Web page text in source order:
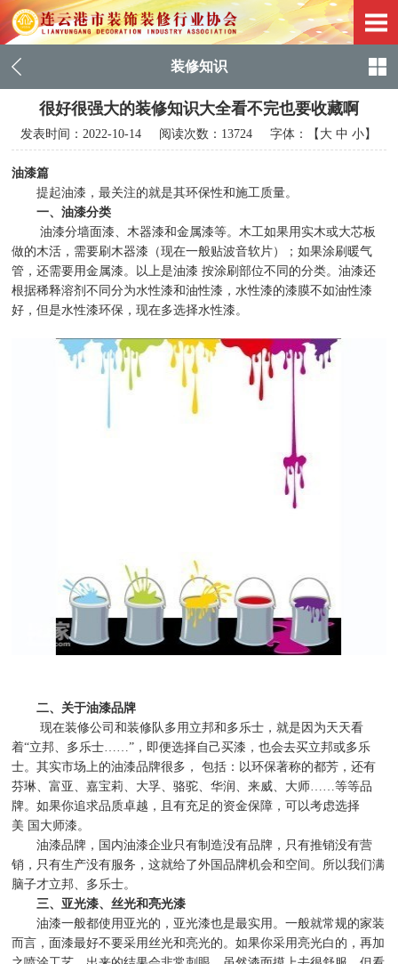
装修知识
很好很强大的装修知识大全看不完也要收藏啊
发表时间：2022-10-14 阅读次数：13724 字体：【 大 中 小】
油漆篇
提起油漆，最关注的就是其环保性和施工质量。
一、油漆分类
油漆分墙面漆、木器漆和金属漆等。木工如果用实木或大芯板
做的木活，需要刷木器漆（现在一般贴波音软片）；如果涂刷暖气
管，还需要用金属漆。以上是油漆 按涂刷部位不同的分类。油漆还
根据稀释溶剂不同分为水性漆和油性漆，水性漆的漆膜不如油性漆
好，但是水性漆环保，现在多选择水性漆。
二、关于油漆品牌
现在装修公司和装修队多用立邦和多乐士，就是因为天天看
着“立邦、多乐士……” ，即便选择自己买漆，也会去买立邦或多乐
士。其实市场上的油漆品牌很多，
包括：以环保著称的都芳，还有
芬琳、富亚、嘉宝莉、大孚、骆驼、华润、来威、大师……等等品
牌。如果你追求品质卓越，且有充足的资金保障，可以考虑选择
美 国大师漆。
油漆品牌，国内油漆企业只有制造没有品牌，只有推销没有营
销，只有生产没有服务，这就给了外国品牌机会和空间。所以我们满
脑子才立邦、多乐士。
三、亚光漆、丝光和亮光漆
油漆一般都使用亚光的，亚光漆也是最实用。一般就常规的家装
而言，面漆最好不要采用丝光和亮光的。如果你采用亮光白的，再加